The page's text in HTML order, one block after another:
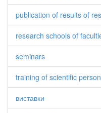
publication of results of
research schools of
seminars
training of scientific
виставки